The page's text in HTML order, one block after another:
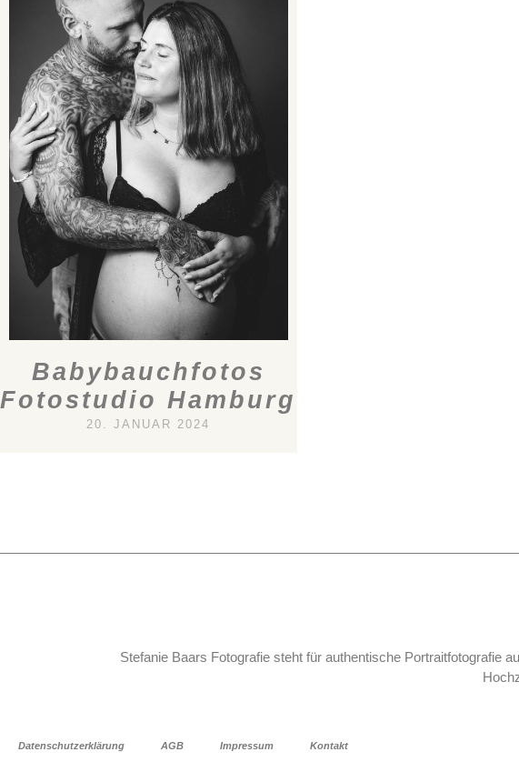
Babybauchfotos
Fotostudio Hamburg
20. JANUAR 2024
Stefanie Baars Fotografie steht für authentische Portraitfotografie
Datenschutzerklärung AGB Impressum Kontakt